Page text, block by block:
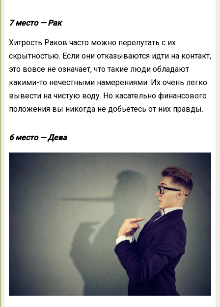
7 место — Рак
Хитрость Раков часто можно перепутать с их
скрытностью. Если они отказываются идти на контакт,
это вовсе не означает, что такие люди обладают
какими-то нечестными намерениями. Их очень легко
вывести на чистую воду. Но касательно финансового
положения вы никогда не добьетесь от них правды.
6 место — Дева